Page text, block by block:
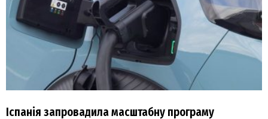
Іспанія запровадила масштабну програму